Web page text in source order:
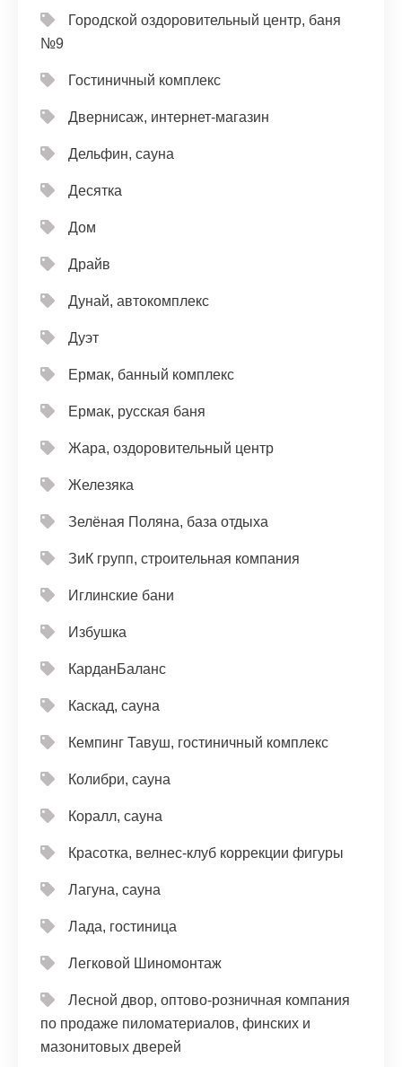
Городской оздоровительный центр, баня
№9
Гостиничный комплекс
Двернисаж, интернет-магазин
Дельфин, сауна
Десятка
Дом
Драйв
Дунай, автокомплекс
Дуэт
Ермак, банный комплекс
Ермак, русская баня
Жара, оздоровительный центр
Железяка
Зелёная Поляна, база отдыха
ЗиК групп, строительная компания
Иглинские бани
Избушка
КарданБаланс
Каскад, сауна
Кемпинг Тавуш, гостиничный комплекс
Колибри, сауна
Коралл, сауна
Красотка, велнес-клуб коррекции фигуры
Лагуна, сауна
Лада, гостиница
Легковой Шиномонтаж
Лесной двор, оптово-розничная компания
по продаже пиломатериалов, финских и
мазонитовых дверей